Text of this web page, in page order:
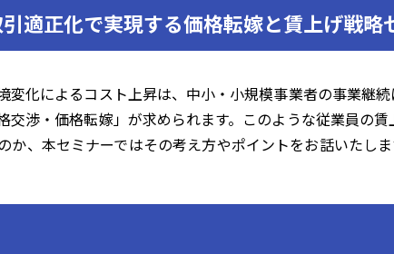
適正化で実現する価格転嫁と賃上げ戦略
化によるコスト上昇は、中小・小規模事業者の事業継
渉・価格転嫁」が求められます。このような従業員の
か、本セミナーではその考え方やポイントをお話いたし